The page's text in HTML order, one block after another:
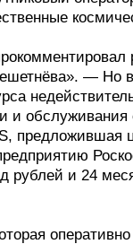
— Но
и обслуживания
предложившая
рублей и 24
оперативно